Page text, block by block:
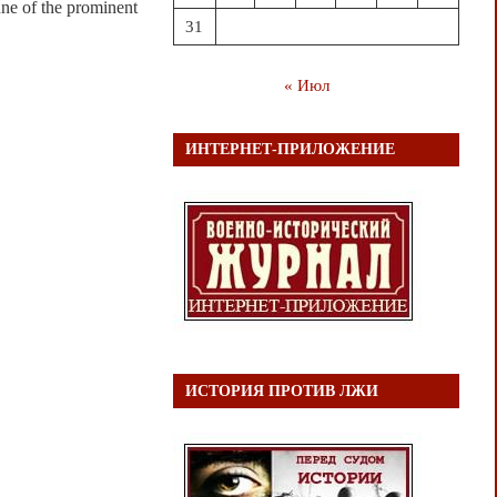
of the prominent
31
« Июл
ИНТЕРНЕТ-ПРИЛОЖЕНИЕ
ИСТОРИЯ ПРОТИВ ЛЖИ